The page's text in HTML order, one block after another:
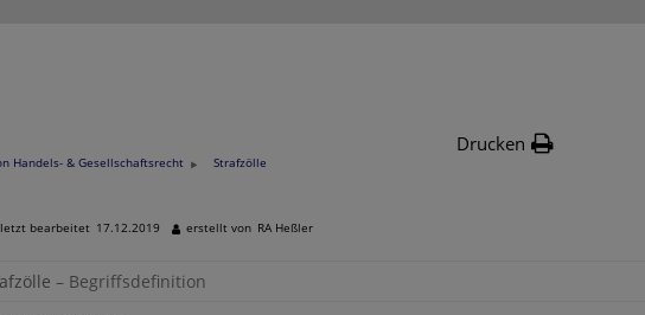
Handels- & Gesellschaftsrecht Strafzölle
Drucken
bearbeitet 17.12.2019 erstellt von RA Heßler
– Begriffsdefinition